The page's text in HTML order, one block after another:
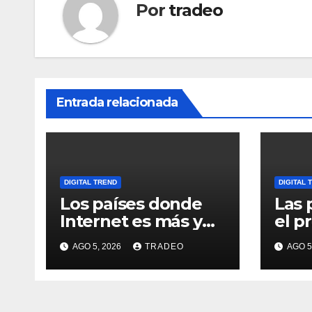
Por tradeo
Entrada relacionada
DIGITAL TREND
Los países donde
Internet es más y
menos asequible
AGO 5, 2026 TRADEO
DIGITAL
Las
el
AGO